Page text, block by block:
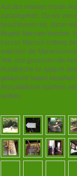
Auf den meisten Inseln
zurückgehen. Da wir von
beschlossen wir, daran
Birgida Maryam brachte.
kurzen Marsch entlang
welchem die
Volk und genossen die
Rundkirche im typisch
gelauscht hatten besahen
Anschließend machten
wollten.